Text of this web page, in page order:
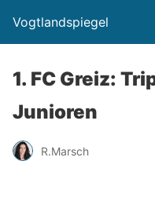
Vogtlandspiegel
1. FC Greiz:
Junioren
R.Marsch